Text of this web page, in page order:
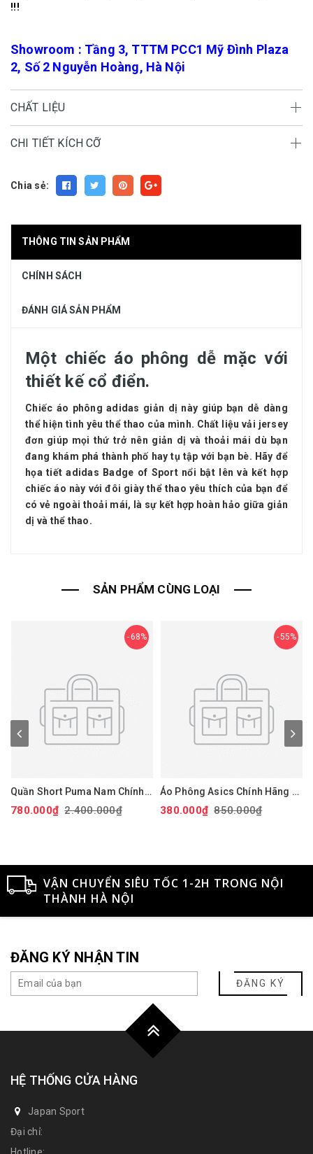
!!!
Showroom : Tầng 3, TTTM PCC1 Mỹ Đình Plaza
2, Số 2 Nguyễn Hoàng, Hà Nội
CHẤT LIỆU
CHI TIẾT KÍCH CỠ
Chia sẻ:
THÔNG TIN SẢN PHẨM
CHÍNH SÁCH
ĐÁNH GIÁ SẢN PHẨM
Một chiếc áo phông dễ mặc với
thiết kế cổ điển.
Chiếc áo phông adidas giản dị này giúp bạn dễ dàng
thể hiện tình yêu thể thao của mình. Chất liệu vải jersey
đơn giúp mọi thứ trở nên giản dị và thoải mái dù bạn
đang khám phá thành phố hay tụ tập với bạn bè. Hãy để
họa tiết adidas Badge of Sport nổi bật lên và kết hợp
chiếc áo này với đôi giày thể thao yêu thích của bạn để
có vẻ ngoài thoải mái, là sự kết hợp hoàn hảo giữa giản
dị và thể thao.
SẢN PHẨM CÙNG LOẠI
68%
Quần Short Puma Nam Chính
Hãng - 101 Solid 9" Golf
Shorts - Màu đỏ | JapanSport
780.000₫ 2.400.000₫
55%
Áo Phông Asics Chính Hãng -
Dry Printed Volleyball Jerseys
- Màu Đen | JapanSport
380.000₫ 850.000₫
VẬN CHUYỂN SIÊU TỐC 1-2H TRONG NỘI
THÀNH HÀ NỘI
ĐĂNG KÝ NHẬN TIN
ĐĂNG KÝ
HỆ THỐNG CỬA HÀNG
Japan Sport
Đại chỉ: